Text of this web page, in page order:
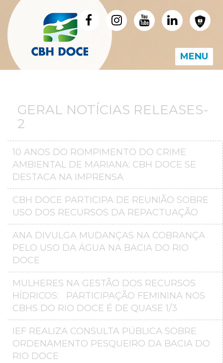
MENU
GERAL NOTÍCIAS RELEASES-
2
10 ANOS DO ROMPIMENTO DO CRIME
AMBIENTAL DE MARIANA: CBH DOCE SE
DESTACA NA IMPRENSA
CBH DOCE PARTICIPA DE REUNIÃO SOBRE
USO DOS RECURSOS DA REPACTUAÇÃO
ANA DIVULGA MUDANÇAS NA COBRANÇA
PELO USO DA ÁGUA NA BACIA DO RIO
DOCE
MULHERES NA GESTÃO DOS RECURSOS
HÍDRICOS: PARTICIPAÇÃO FEMININA NOS
CBHS DO RIO DOCE É DE QUASE 1/3
IEF REALIZA CONSULTA PÚBLICA SOBRE
ORDENAMENTO PESQUEIRO DA BACIA DO
RIO DOCE